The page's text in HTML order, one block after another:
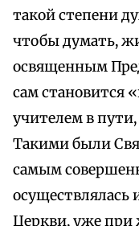
такой степени
чтобы думать,
освященным
сам становится
учителем в
Такими были
самым
осуществлялась
Церкви, уже при